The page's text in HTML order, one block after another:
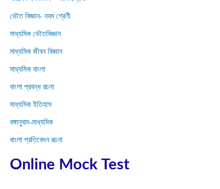
ভৌত বিজ্ঞান- নবম শ্রেণী
মাধ্যমিক ভৌতবিজ্ঞান
মাধ্যমিক জীবন বিজ্ঞান
মাধ্যমিক বাংলা
বাংলা প্রবন্ধ রচনা
মাধ্যমিক ইতিহাস
বঙ্গানুবাদ-মাধ্যমিক
বাংলা প্রতিবেদন রচনা
Online Mock Test